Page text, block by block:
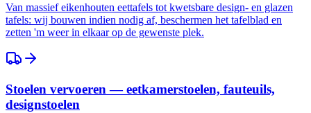
Van massief eikenhouten eettafels tot kwetsbare design- en glazen
tafels: wij bouwen indien nodig af, beschermen het tafelblad en
zetten 'm weer in elkaar op de gewenste plek.
Stoelen vervoeren — eetkamerstoelen, fauteuils,
designstoelen